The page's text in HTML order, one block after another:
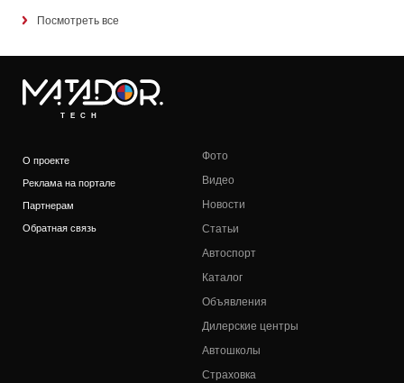
Посмотреть все
TECH
О проекте
Реклама на портале
Партнерам
Обратная связь
Фото
Видео
Новости
Статьи
Автоспорт
Каталог
Объявления
Дилерские центры
Автошколы
Страховка